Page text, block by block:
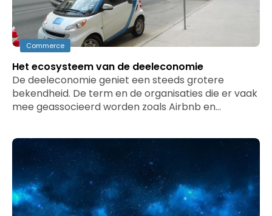
Commerce
Het ecosysteem van de deeleconomie
De deeleconomie geniet een steeds grotere
bekendheid. De term en de organisaties die er vaak
mee geassocieerd worden zoals Airbnb en…